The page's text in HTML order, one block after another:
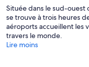
Située dans le sud-ouest
se trouve à trois heures
aéroports accueillent les
travers le monde.
Lire moins